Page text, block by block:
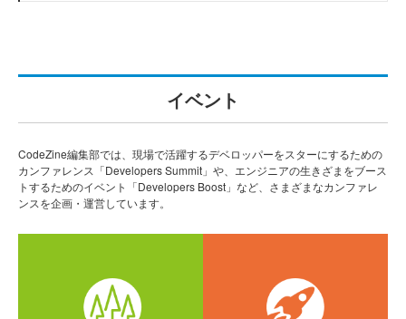
イベント
CodeZine編集部では、現場で活躍するデベロッパーをスターにするための
カンファレンス「Developers Summit」や、エンジニアの生きざまをブース
トするためのイベント「Developers Boost」など、さまざまなカンファレ
ンスを企画・運営しています。